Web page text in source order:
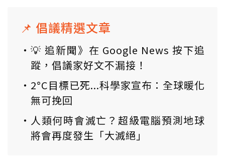
📌 倡議精選文章
💡 追新聞》在 Google News 按下追
蹤，倡議家好文不漏接！
2°C目標已死...科學家宣布：全球暖化
無可挽回
人類何時會滅亡？超級電腦預測地球
將會再度發生「大滅絕」